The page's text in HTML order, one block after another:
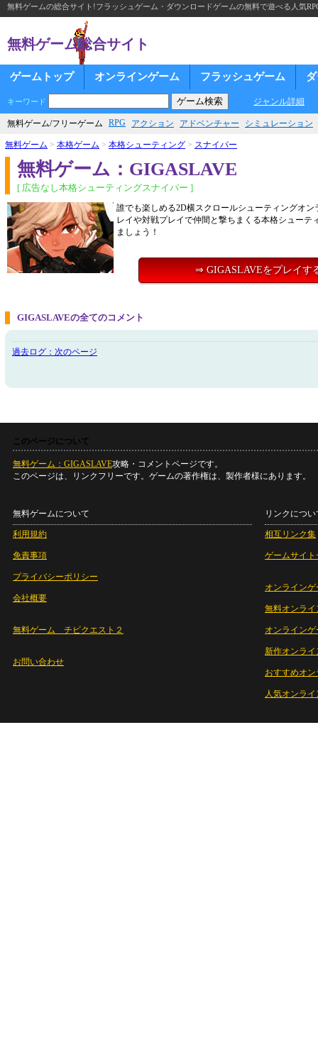
無料ゲームの総合サイト!フラッシュゲーム・ダウンロードゲームの無料で遊べる人気
無料ゲーム総合サイト
ゲームトップ オンラインゲーム フラッシュゲーム
キーワード ジャンル詳細
無料ゲーム/フリーゲーム RPG アクション アドベンチャー シミュレーション
無料ゲーム > 本格ゲーム > 本格シューティング > スナイパー
無料ゲーム：GIGASLAVE
[ 広告なし本格シューティングスナイパー ]
誰でも楽しめる2D横スクロールシューティングオン
レイや対戦プレイで仲間と撃ちまくる本格シューテ
ましょう！
⇒ GIGASLAVEをプレイす
GIGASLAVEの全てのコメント
過去ログ：次のページ
このページについて
無料ゲーム：GIGASLAVE攻略・コメントページです。
このページは、リンクフリーです。ゲームの著作権は、製作者様にあります。
無料ゲームについて
利用規約
免責事項
プライバシーポリシー
会社概要
無料ゲーム チビクエスト２
お問い合わせ
リンクについ
相互リンク集
ゲームサイト
オンラインゲ
無料オンライ
オンライン
新作オンライ
おすすめオ
人気オンラ